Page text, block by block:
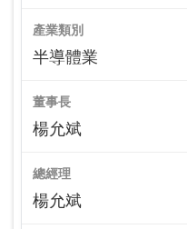
產業類別
半導體業
董事長
楊允斌
總經理
楊允斌